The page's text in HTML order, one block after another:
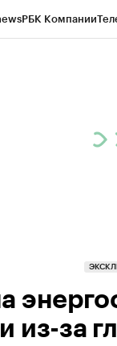
РБК Компании
из-за